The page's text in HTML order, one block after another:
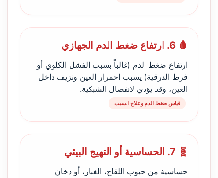
🩸 6. ارتفاع ضغط الدم الجهازي
ارتفاع ضغط الدم (غالباً بسبب الفشل الكلوي أو
فرط الدرقية) يسبب احمرار العين ونزيف داخل
العين، وقد يؤدي لانفصال الشبكية.
قياس ضغط الدم وعلاج السبب
🧬 7. الحساسية أو التهيج البيئي
حساسية من حبوب اللقاح، الغبار، أو دخان